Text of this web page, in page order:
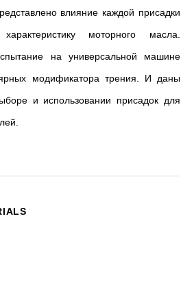
влияние каждой присадки
моторного масла.
на универсальной машине
модификатора трения. И даны
и использовании присадок для